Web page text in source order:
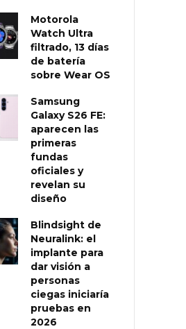
Motorola
Watch Ultra
filtrado, 13 días
de batería
sobre Wear OS
Samsung
Galaxy S26 FE:
aparecen las
primeras
fundas
oficiales y
revelan su
diseño
Blindsight de
Neuralink: el
implante para
dar visión a
personas
ciegas iniciaría
pruebas en
2026